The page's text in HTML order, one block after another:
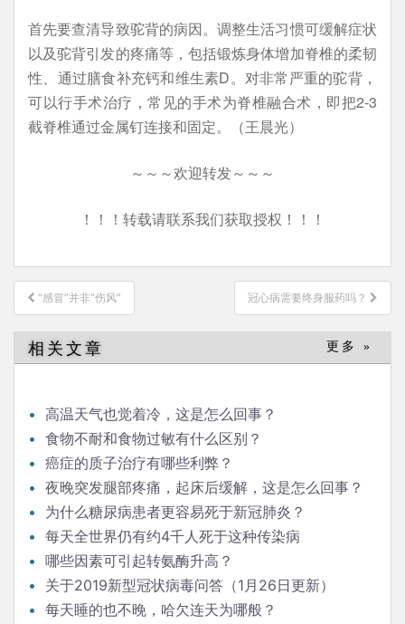
首先要查清导致驼背的病因。调整生活习惯可缓解症状
以及驼背引发的疼痛等，包括锻炼身体增加脊椎的柔韧
性、通过膳食补充钙和维生素D。对非常严重的驼背，
可以行手术治疗，常见的手术为脊椎融合术，即把2-3
截脊椎通过金属钉连接和固定。（王晨光）
～～～欢迎转发～～～
！！！转载请联系我们获取授权！！！
文
章
导
航
“感冒”并非“伤风” 冠心病需要终身服药吗？
相关文章 更多 »
高温天气也觉着冷，这是怎么回事？
食物不耐和食物过敏有什么区别？
癌症的质子治疗有哪些利弊？
夜晚突发腿部疼痛，起床后缓解，这是怎么回事？
为什么糖尿病患者更容易死于新冠肺炎？
每天全世界仍有约4千人死于这种传染病
哪些因素可引起转氨酶升高？
关于2019新型冠状病毒问答（1月26日更新）
每天睡的也不晚，哈欠连天为哪般？